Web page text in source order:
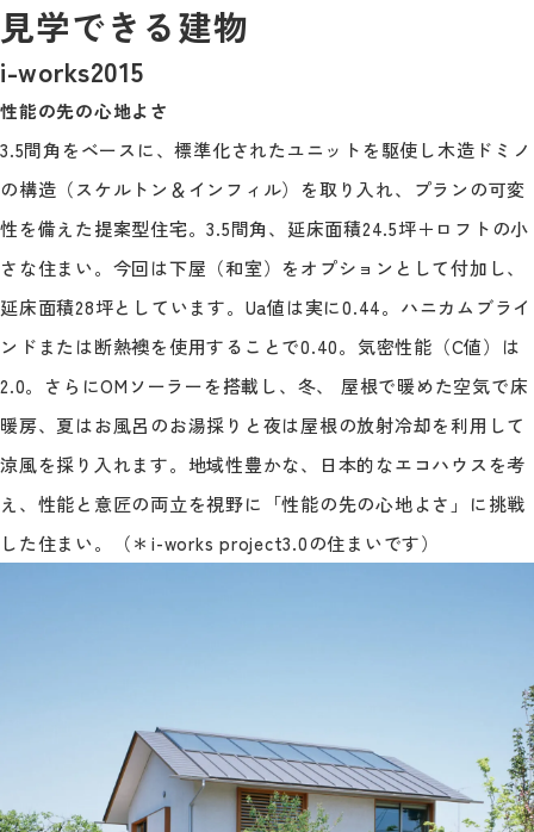
見学できる建物
i-works2015
性能の先の心地よさ
3.5間角をベースに、標準化されたユニットを駆使し木造ドミノ
の構造（スケルトン＆インフィル）を取り入れ、プランの可変
性を備えた提案型住宅。3.5間角、延床面積24.5坪＋ロフトの小
さな住まい。今回は下屋（和室）をオプションとして付加し、
延床面積28坪としています。Ua値は実に0.44。ハニカムブライ
ンドまたは断熱襖を使用することで0.40。気密性能（C値）は
2.0。さらにOMソーラーを搭載し、冬、 屋根で暖めた空気で床
暖房、夏はお風呂のお湯採りと夜は屋根の放射冷却を利用して
涼風を採り入れます。地域性豊かな、日本的なエコハウスを考
え、性能と意匠の両立を視野に「性能の先の心地よさ」に挑戦
した住まい。（＊i-works project3.0の住まいです）